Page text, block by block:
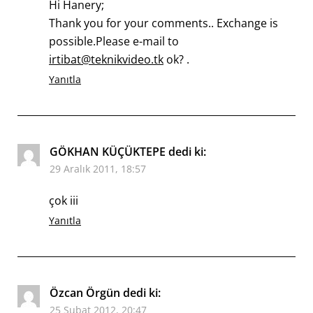
Hi Hanery;
Thank you for your comments.. Exchange is
possible.Please e-mail to
irtibat@teknikvideo.tk ok? .
Yanıtla
GÖKHAN KÜÇÜKTEPE dedi ki:
29 Aralık 2011, 18:57
çok iii
Yanıtla
Özcan Örgün dedi ki:
25 Şubat 2012, 20:47